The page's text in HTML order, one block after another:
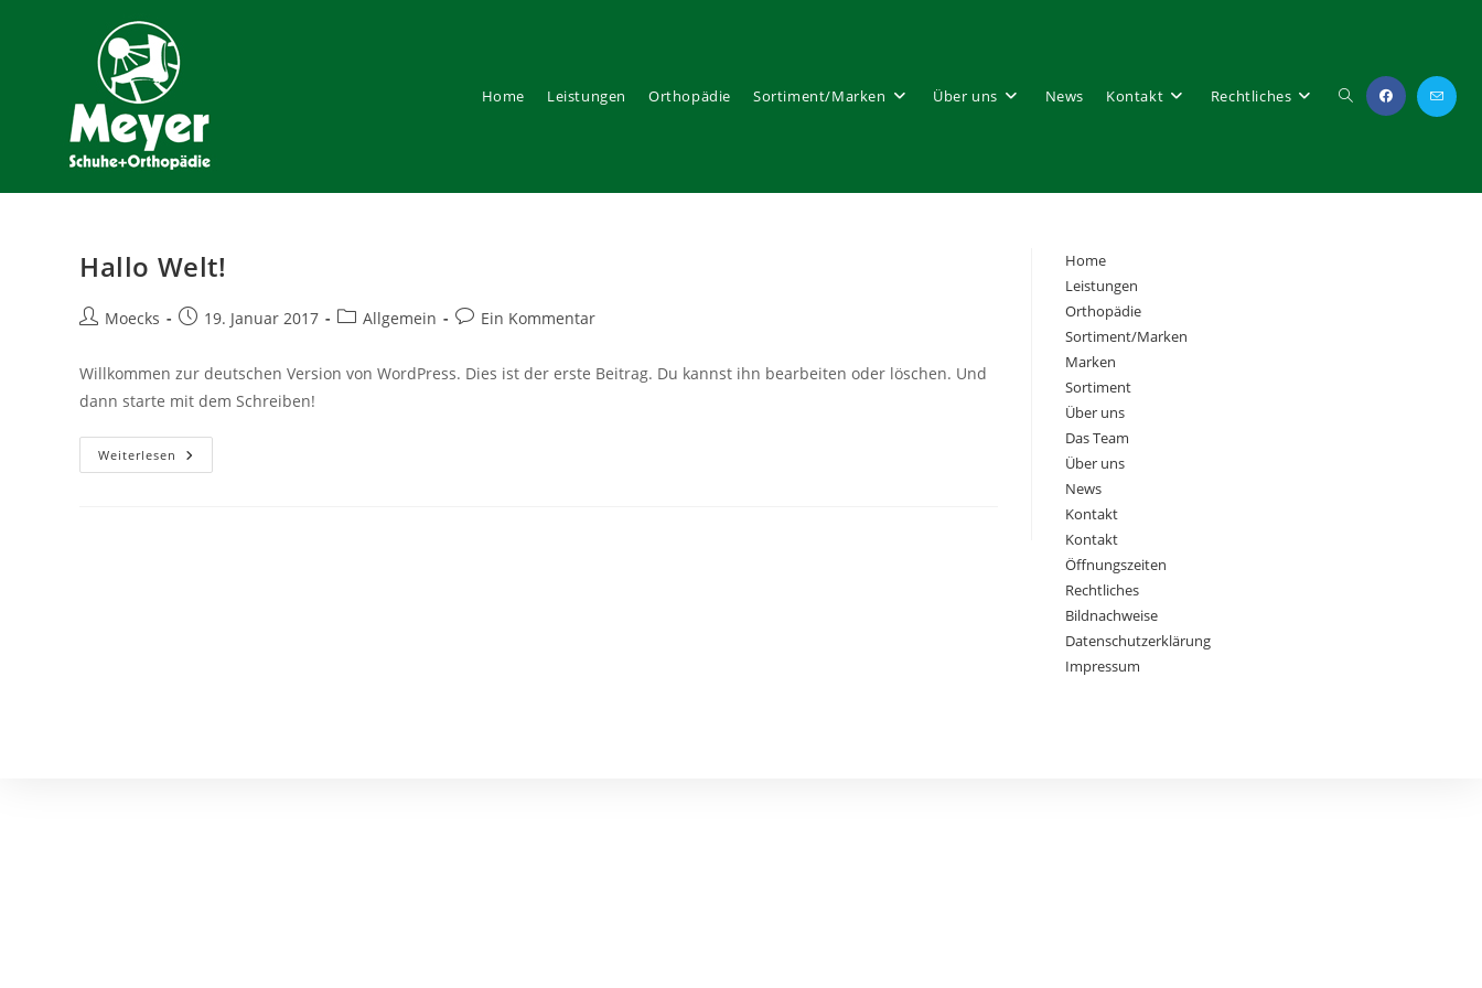
Home Leistungen Orthopädie Sortiment/Marken Über uns News Kontakt Rechtliches Website-
Hallo Welt!
Beitrags-
Moecks
Beitrag19. Januar 2017
Beitrags-
Allgemein
Beitrags-
Ein Kommentar
Willkommen zur deutschen Version von WordPress. Dies ist der erste Beitrag. Du kannst ihn bearbeiten oder löschen. Und
dann starte mit dem Schreiben!
Weiterlesen Hallo
Welt!
Home
Leistungen
Orthopädie
Sortiment/Marken
Marken
Sortiment
Über uns
Das Team
Über uns
News
Kontakt
Kontakt
Öffnungszeiten
Rechtliches
Bildnachweise
Datenschutzerklärung
Impressum